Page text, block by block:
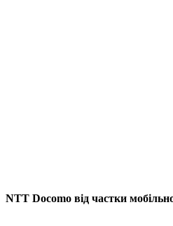
NTT Docomo від частки